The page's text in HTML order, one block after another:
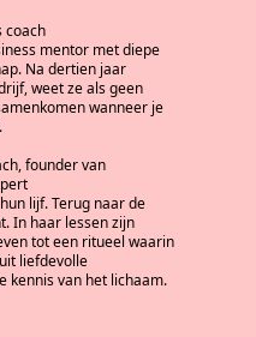
coach
mentor met diepe
Na dertien jaar
weet ze als geen
wanneer je
founder van
lijf. Terug naar de
In haar lessen zijn
tot een ritueel waarin
liefdevolle
kennis van het lichaam.